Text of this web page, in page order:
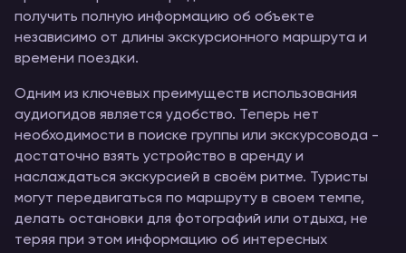
получить полную информацию об объекте
независимо от длины экскурсионного маршрута и
времени поездки.
Одним из ключевых преимуществ использования
аудиогидов является удобство. Теперь нет
необходимости в поиске группы или экскурсовода -
достаточно взять устройство в аренду и
наслаждаться экскурсией в своём ритме. Туристы
могут передвигаться по маршруту в своем темпе,
делать остановки для фотографий или отдыха, не
теряя при этом информацию об интересных